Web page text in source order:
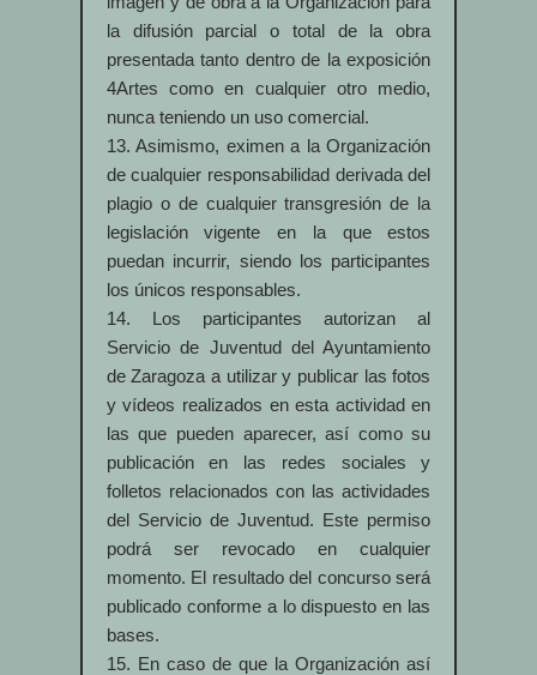
la difusión parcial o total de la obra
presentada tanto dentro de la exposición
4Artes como en cualquier otro medio,
nunca teniendo un uso comercial.
13. Asimismo, eximen a la Organización
de cualquier responsabilidad derivada del
plagio o de cualquier transgresión de la
legislación vigente en la que estos
puedan incurrir, siendo los participantes
los únicos responsables.
14. Los participantes autorizan al
Servicio de Juventud del Ayuntamiento
de Zaragoza a utilizar y publicar las fotos
y vídeos realizados en esta actividad en
las que pueden aparecer, así como su
publicación en las redes sociales y
folletos relacionados con las actividades
del Servicio de Juventud. Este permiso
podrá ser revocado en cualquier
momento. El resultado del concurso será
publicado conforme a lo dispuesto en las
bases.
15. En caso de que la Organización así